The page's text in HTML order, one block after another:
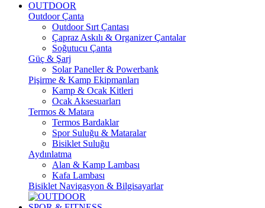
OUTDOOR
Outdoor Çanta
Outdoor Sırt Çantası
Çapraz Askılı & Organizer Çantalar
Soğutucu Çanta
Güç & Şarj
Solar Paneller & Powerbank
Pişirme & Kamp Ekipmanları
Kamp & Ocak Kitleri
Ocak Aksesuarları
Termos & Matara
Termos Bardaklar
Spor Suluğu & Mataralar
Bisiklet Suluğu
Aydınlatma
Alan & Kamp Lambası
Kafa Lambası
Bisiklet Navigasyon & Bilgisayarlar